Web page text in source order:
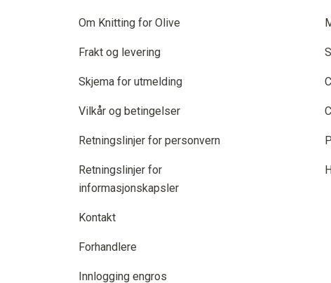
Om Knitting for Olive
Frakt og levering
Skjema for utmelding
Vilkår og betingelser
Retningslinjer for personvern
Retningslinjer for
informasjonskapsler
Kontakt
Forhandlere
Innlogging engros